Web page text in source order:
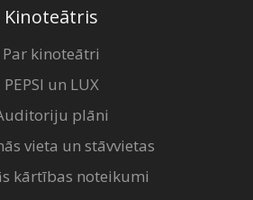
Kinoteātris
Par kinoteātri
PEPSI un LUX
plāni
vieta un stāvvietas
kārtības noteikumi